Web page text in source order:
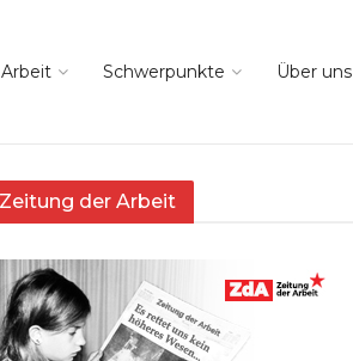
Schwerpunkte Über uns
Zeitung der Arbeit